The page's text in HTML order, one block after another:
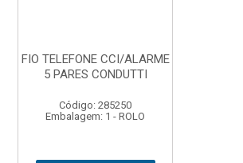
FIO TELEFONE CCI/ALARME
5 PARES CONDUTTI
Código: 285250
Embalagem: 1 - ROLO